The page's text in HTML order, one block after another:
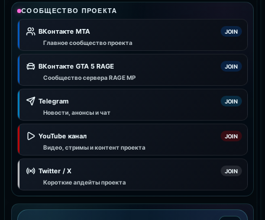
СООБЩЕСТВО ПРОЕКТА
ВКонтакте MTA JOIN
Главное сообщество проекта
ВКонтакте GTA 5 RAGE JOIN
Сообщество сервера RAGE MP
Telegram JOIN
Новости, анонсы и чат
YouTube канал JOIN
Видео, стримы и контент проекта
Twitter / X JOIN
Короткие апдейты проекта